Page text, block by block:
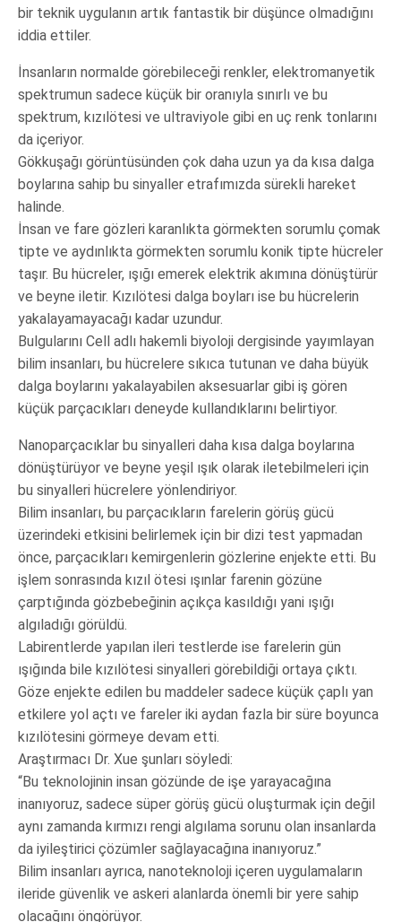
bir teknik uygulanın artık fantastik bir düşünce olmadığını
iddia ettiler.
İnsanların normalde görebileceği renkler, elektromanyetik
spektrumun sadece küçük bir oranıyla sınırlı ve bu
spektrum, kızılötesi ve ultraviyole gibi en uç renk tonlarını
da içeriyor.
Gökkuşağı görüntüsünden çok daha uzun ya da kısa dalga
boylarına sahip bu sinyaller etrafımızda sürekli hareket
halinde.
İnsan ve fare gözleri karanlıkta görmekten sorumlu çomak
tipte ve aydınlıkta görmekten sorumlu konik tipte hücreler
taşır. Bu hücreler, ışığı emerek elektrik akımına dönüştürür
ve beyne iletir. Kızılötesi dalga boyları ise bu hücrelerin
yakalayamayacağı kadar uzundur.
Bulgularını Cell adlı hakemli biyoloji dergisinde yayımlayan
bilim insanları, bu hücrelere sıkıca tutunan ve daha büyük
dalga boylarını yakalayabilen aksesuarlar gibi iş gören
küçük parçacıkları deneyde kullandıklarını belirtiyor.
Nanoparçacıklar bu sinyalleri daha kısa dalga boylarına
dönüştürüyor ve beyne yeşil ışık olarak iletebilmeleri için
bu sinyalleri hücrelere yönlendiriyor.
Bilim insanları, bu parçacıkların farelerin görüş gücü
üzerindeki etkisini belirlemek için bir dizi test yapmadan
önce, parçacıkları kemirgenlerin gözlerine enjekte etti. Bu
işlem sonrasında kızıl ötesi ışınlar farenin gözüne
çarptığında gözbebeğinin açıkça kasıldığı yani ışığı
algıladığı görüldü.
Labirentlerde yapılan ileri testlerde ise farelerin gün
ışığında bile kızılötesi sinyalleri görebildiği ortaya çıktı.
Göze enjekte edilen bu maddeler sadece küçük çaplı yan
etkilere yol açtı ve fareler iki aydan fazla bir süre boyunca
kızılötesini görmeye devam etti.
Araştırmacı Dr. Xue şunları söyledi:
“Bu teknolojinin insan gözünde de işe yarayacağına
inanıyoruz, sadece süper görüş gücü oluşturmak için değil
aynı zamanda kırmızı rengi algılama sorunu olan insanlarda
da iyileştirici çözümler sağlayacağına inanıyoruz.”
Bilim insanları ayrıca, nanoteknoloji içeren uygulamaların
ileride güvenlik ve askeri alanlarda önemli bir yere sahip
olacağını öngörüyor.